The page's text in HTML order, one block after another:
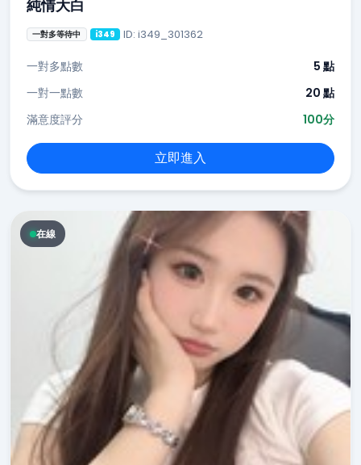
純情大白
一對多等待中 i349 ID: i349_301362
一對多點數
5 點
一對一點數
20 點
滿意度評分
100分
立即進入
在線